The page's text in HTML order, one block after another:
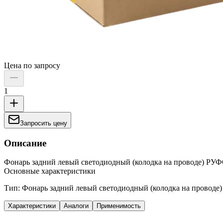
Цена по запросу
1
Запросить цену
Описание
Фонарь задний левый светодиодный (колодка на проводе)
Основные характеристики
Тип: Фонарь задний левый светодиодный (колодка на проводе)
Характеристики Аналоги Применимость